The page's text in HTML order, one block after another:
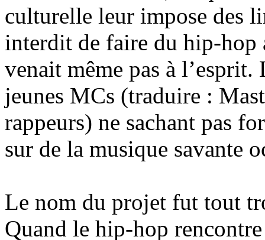
culturelle leur impose des
interdit de faire du hip-hop
venait même pas à l’esprit.
jeunes MCs (traduire :
rappeurs) ne sachant pas
sur de la musique savante
Le nom du projet fut tout
Quand le hip-hop